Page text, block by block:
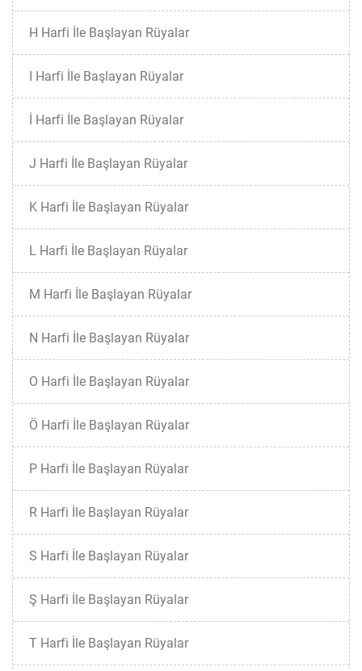
H Harfi İle Başlayan Rüyalar
I Harfi İle Başlayan Rüyalar
İ Harfi İle Başlayan Rüyalar
J Harfi İle Başlayan Rüyalar
K Harfi İle Başlayan Rüyalar
L Harfi İle Başlayan Rüyalar
M Harfi İle Başlayan Rüyalar
N Harfi İle Başlayan Rüyalar
O Harfi İle Başlayan Rüyalar
Ö Harfi İle Başlayan Rüyalar
P Harfi İle Başlayan Rüyalar
R Harfi İle Başlayan Rüyalar
S Harfi İle Başlayan Rüyalar
Ş Harfi İle Başlayan Rüyalar
T Harfi İle Başlayan Rüyalar